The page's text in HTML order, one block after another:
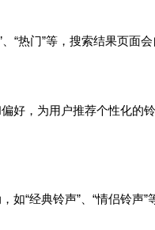
“热门”等，搜索结果页面
好，为用户推荐个性化的
如“经典铃声”、“情侣铃声